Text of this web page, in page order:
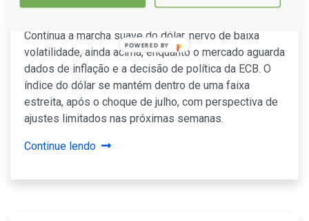
IPC — Scotiabank
Contínua a marcha suave do dólar, nervo de baixa
volatilidade, ainda acima, enquanto o mercado aguarda
dados de inflação e a decisão de política da ECB. O
índice do dólar se mantém dentro de uma faixa
estreita, após o choque de julho, com perspectiva de
ajustes limitados nas próximas semanas.
Continue lendo
POWERED BY